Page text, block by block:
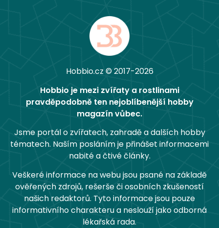
Hobbio.cz © 2017-2026
Hobbio je mezi zvířaty a rostlinami
pravděpodobně ten nejoblíbenější hobby
magazín vůbec.
Jsme portál o zvířatech, zahradě a dalších hobby
tématech. Naším posláním je přinášet informacemi
nabité a čtivé články.
Veškeré informace na webu jsou psané na základě
ověřených zdrojů, rešerše či osobních zkušeností
našich redaktorů. Tyto informace jsou pouze
informativního charakteru a neslouží jako odborná
lékařská rada.